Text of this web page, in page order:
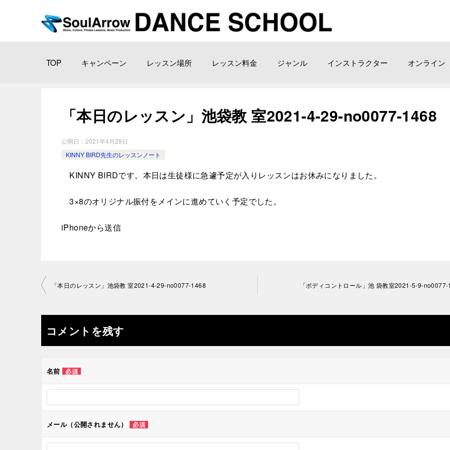
TOP キャンペーン レッスン場所 レッスン料金 ジャンル インストラクター オンライン
「本日のレッスン」池袋教 室2021-4-29-no0077-1468
公開日： 2021年4月29日
KINNY BIRD先生のレッスンノート
KINNY BIRDです。本日は生徒様に急遽予定が入りレッスンはお休みになりました。
3×8のオリジナル振付をメインに進めていく予定でした。
iPhoneから送信
投
ナ
ビ
ゲ
ー
「本日のレッスン」池袋教 室2021-4-29-no0077-1468 「ボディコントロール」池 袋教室2021-5-9-
コメントを残す
名前 必須
メール（公開されません） 必須